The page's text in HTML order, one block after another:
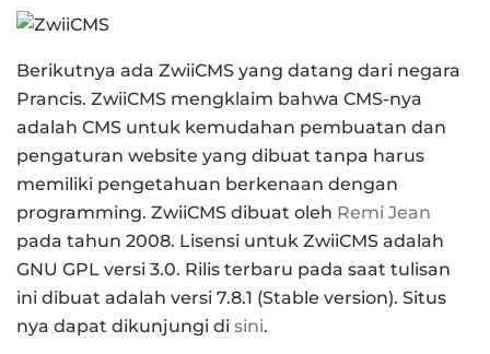
Berikutnya ada ZwiiCMS yang datang dari negara
Prancis. ZwiiCMS mengklaim bahwa CMS-nya
adalah CMS untuk kemudahan pembuatan dan
pengaturan website yang dibuat tanpa harus
memiliki pengetahuan berkenaan dengan
programming. ZwiiCMS dibuat oleh Remi Jean
pada tahun 2008. Lisensi untuk ZwiiCMS adalah
GNU GPL versi 3.0. Rilis terbaru pada saat tulisan
ini dibuat adalah versi 7.8.1 (Stable version). Situs
nya dapat dikunjungi di sini.